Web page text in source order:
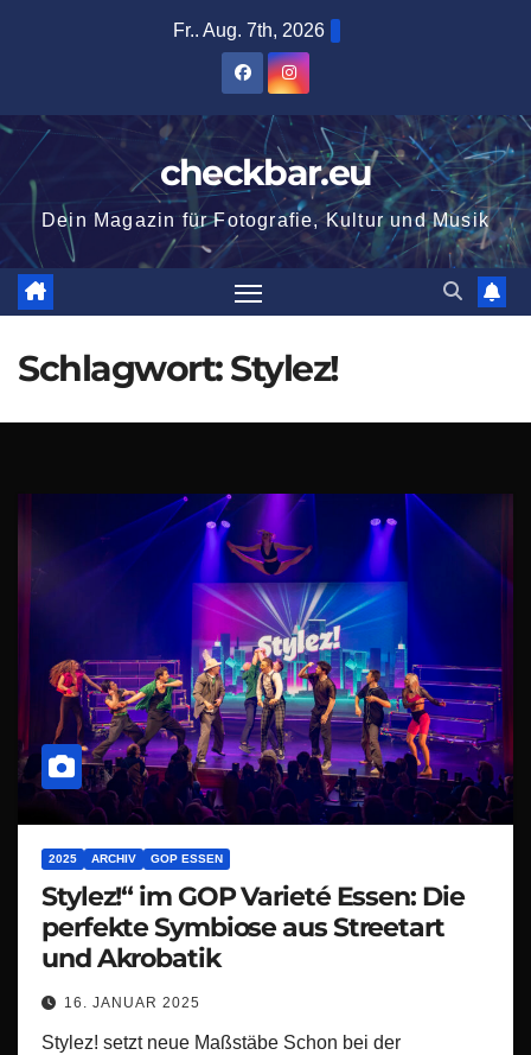
Fr.. Aug. 7th, 2026
checkbar.eu
Dein Magazin für Fotografie, Kultur und Musik
Schlagwort:Stylez!
2025 ARCHIV GOP ESSEN
Stylez!“ im GOP Varieté Essen: Die
perfekte Symbiose aus Streetart
und Akrobatik
16. JANUAR 2025
Stylez! setzt neue Maßstäbe Schon bei der